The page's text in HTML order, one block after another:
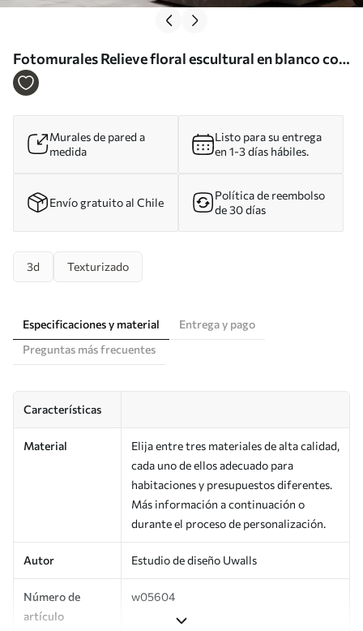
Fotomurales Relieve floral escultural en blanco con
pétalos superpuestos, un elegante adorno de pared
Murales de pared a
medida
Listo para su entrega
en 1-3 días hábiles.
Envío gratuito al Chile
Política de reembolso
de 30 días
3d Texturizado
Especificaciones y material
Entrega y pago
Preguntas más frecuentes
Características
Material
Elija entre tres materiales de alta calidad,
cada uno de ellos adecuado para
habitaciones y presupuestos diferentes.
Más información a continuación o
durante el proceso de personalización.
Autor Estudio de diseño Uwalls
Número de
artículo
w05604